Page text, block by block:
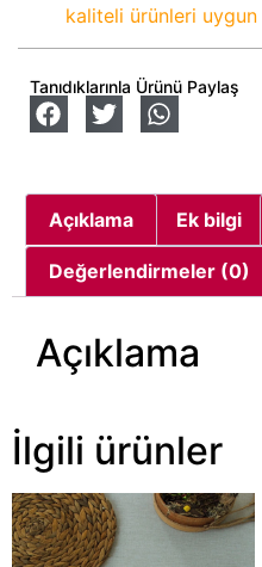
kaliteli ürünleri uygun
Tanıdıklarınla Ürünü Paylaş
Açıklama Ek bilgi
Değerlendirmeler (0)
Açıklama
İlgili ürünler